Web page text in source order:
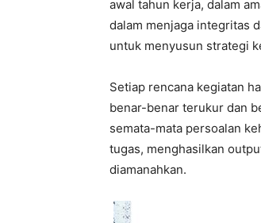
awal tahun kerja, dalam
dalam menjaga integritas
untuk menyusun strategi
Setiap rencana kegiatan
benar-benar terukur dan
semata-mata persoalan
tugas, menghasilkan
diamanahkan.